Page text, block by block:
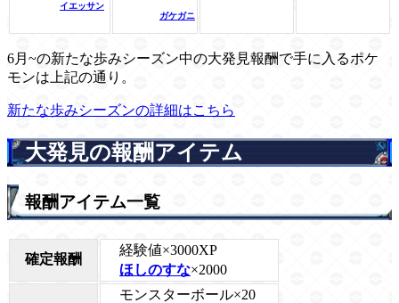
イエッサン
ガケガニ
6月~の新たな歩みシーズン中の大発見報酬で手に入るポケ
モンは上記の通り。
新たな歩みシーズンの詳細はこちら
大発見の報酬アイテム
報酬アイテム一覧
確定報酬
経験値×3000XP
ほしのすな×2000
モンスターボール×20